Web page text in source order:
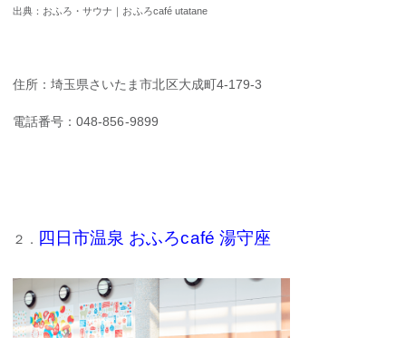
出典：おふろ・サウナ｜おふろcafé utatane
住所：埼玉県さいたま市北区大成町4-179-3
電話番号：048-856-9899
２． 四日市温泉 おふろcafé 湯守座